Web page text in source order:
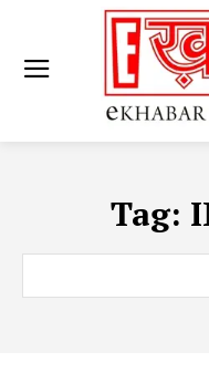
Tag: